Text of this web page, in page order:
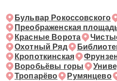
Бульвар Рокоссовского
Преображенская
Красные Ворота
Охотный Ряд
Кропоткинская
Воробьёвы горы
Тропарёво
Румянцево